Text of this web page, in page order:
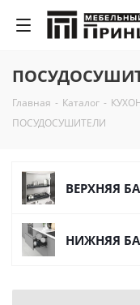
Главная - Каталог -
ПОСУДОСУШИТЕЛИ
ВЕРХНЯЯ
НИЖНЯЯ